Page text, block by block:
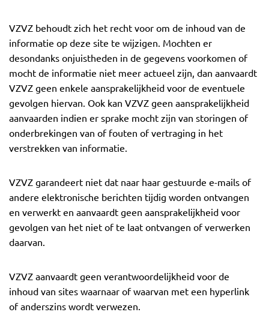
VZVZ behoudt zich het recht voor om de inhoud van de
informatie op deze site te wijzigen. Mochten er
desondanks onjuistheden in de gegevens voorkomen of
mocht de informatie niet meer actueel zijn, dan aanvaardt
VZVZ geen enkele aansprakelijkheid voor de eventuele
gevolgen hiervan. Ook kan VZVZ geen aansprakelijkheid
aanvaarden indien er sprake mocht zijn van storingen of
onderbrekingen van of fouten of vertraging in het
verstrekken van informatie.
VZVZ garandeert niet dat naar haar gestuurde e-mails of
andere elektronische berichten tijdig worden ontvangen
en verwerkt en aanvaardt geen aansprakelijkheid voor
gevolgen van het niet of te laat ontvangen of verwerken
daarvan.
VZVZ aanvaardt geen verantwoordelijkheid voor de
inhoud van sites waarnaar of waarvan met een hyperlink
of anderszins wordt verwezen.